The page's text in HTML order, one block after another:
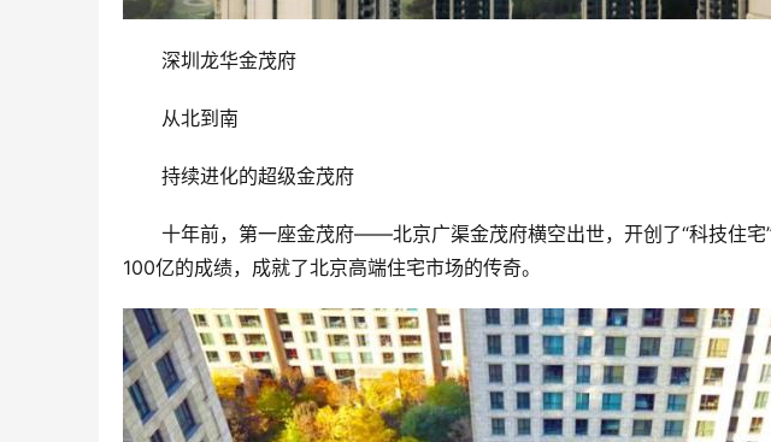
深圳龙华金茂府
从北到南
持续进化的超级金茂府
十年前，第一座金茂府——北京广渠金茂府横空出世，开创了“科技住宅
100亿的成绩，成就了北京高端住宅市场的传奇。